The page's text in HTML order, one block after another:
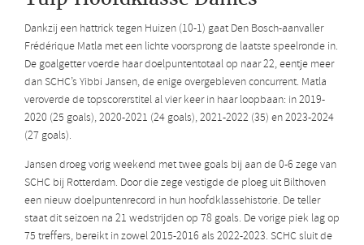
Dankzij een hattrick tegen Huizen (10-1) gaat Den Bosch-aanvaller
Frédérique Matla met een lichte voorsprong de laatste speelronde in.
De goalgetter voerde haar doelpuntentotaal op naar 22, eentje meer
dan SCHC’s Yibbi Jansen, de enige overgebleven concurrent. Matla
veroverde de topscorerstitel al vier keer in haar loopbaan: in 2019-
2020 (25 goals), 2020-2021 (24 goals), 2021-2022 (35) en 2023-2024
(27 goals).
Jansen droeg vorig weekend met twee goals bij aan de 0-6 zege van
SCHC bij Rotterdam. Door die zege vestigde de ploeg uit Bilthoven
een nieuw doelpuntenrecord in hun hoofdklassehistorie. De teller
staat dit seizoen na 21 wedstrijden op 78 goals. De vorige piek lag op
75 treffers, bereikt in zowel 2015-2016 als 2022-2023. SCHC sluit de